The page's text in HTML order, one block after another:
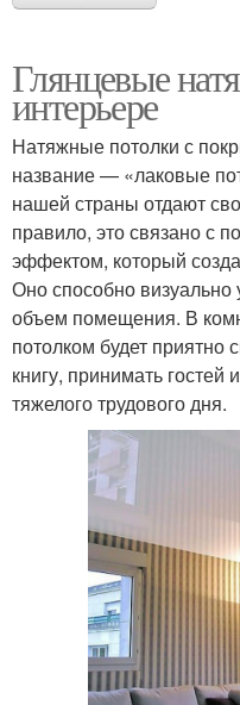
Глянцевые
интерьере
Натяжные потолки с
название — «лаковые
нашей страны отдают
правило, это связано с
эффектом, который
Оно способно визуально
объем помещения. В
потолком будет приятно
книгу, принимать гостей
тяжелого трудового дня.